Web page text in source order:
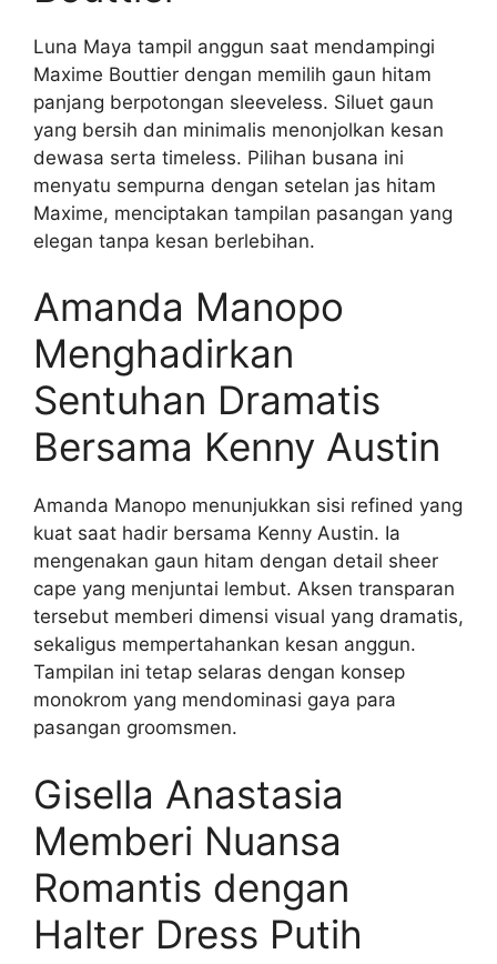
Luna Maya tampil anggun saat mendampingi
Maxime Bouttier dengan memilih gaun hitam
panjang berpotongan sleeveless. Siluet gaun
yang bersih dan minimalis menonjolkan kesan
dewasa serta timeless. Pilihan busana ini
menyatu sempurna dengan setelan jas hitam
Maxime, menciptakan tampilan pasangan yang
elegan tanpa kesan berlebihan.
Amanda Manopo
Menghadirkan
Sentuhan Dramatis
Bersama Kenny Austin
Amanda Manopo menunjukkan sisi refined yang
kuat saat hadir bersama Kenny Austin. Ia
mengenakan gaun hitam dengan detail sheer
cape yang menjuntai lembut. Aksen transparan
tersebut memberi dimensi visual yang dramatis,
sekaligus mempertahankan kesan anggun.
Tampilan ini tetap selaras dengan konsep
monokrom yang mendominasi gaya para
pasangan groomsmen.
Gisella Anastasia
Memberi Nuansa
Romantis dengan
Halter Dress Putih